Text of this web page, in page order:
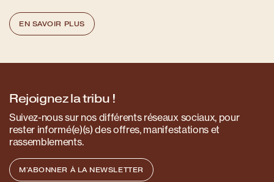
EN SAVOIR PLUS
Rejoignez la tribu !
Suivez-nous sur nos différents réseaux sociaux, pour
rester informé(e)(s) des offres, manifestations et
rassemblements.
M'ABONNER À LA NEWSLETTER